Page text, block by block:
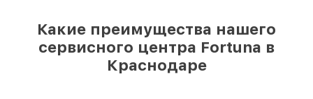
Какие преимущества нашего
сервисного центра Fortuna в
Краснодаре